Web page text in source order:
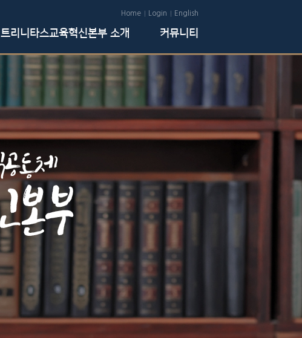
Home Login English
트리니타스교육혁신본부 소개 커뮤니티